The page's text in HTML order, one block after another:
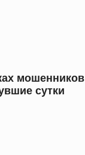
мошенников
сутки